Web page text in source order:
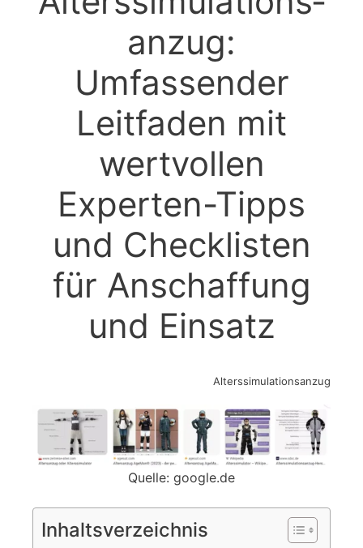
anzug:
Umfassender
Leitfaden mit
wertvollen
Experten-Tipps
und Checklisten
für Anschaffung
und Einsatz
Alterssimulationsanzug
Quelle: google.de
Inhaltsverzeichnis